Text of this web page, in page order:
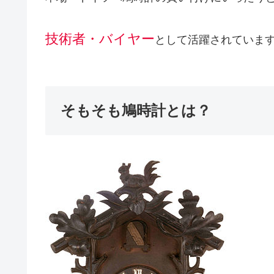
技術者・バイヤー として活躍されていま
そもそも鳩時計とは？